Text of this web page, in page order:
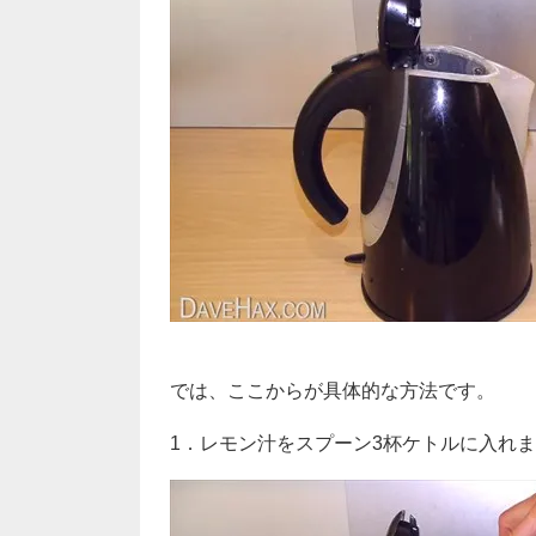
では、ここからが具体的な方法です。
1．レモン汁をスプーン3杯ケトルに入れ